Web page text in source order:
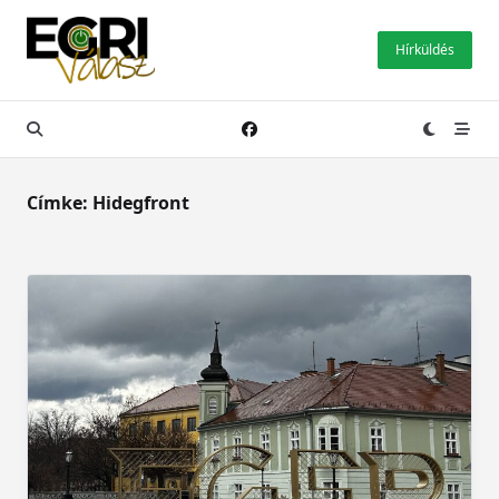
Skip
content
Hírküldés
Címke: Hidegfront